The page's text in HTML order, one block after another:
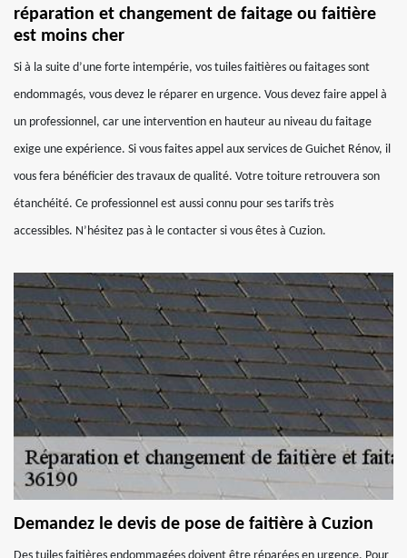
réparation et changement de faitage ou faitière
est moins cher
Si à la suite d’une forte intempérie, vos tuiles faitières ou faitages sont
endommagés, vous devez le réparer en urgence. Vous devez faire appel à
un professionnel, car une intervention en hauteur au niveau du faitage
exige une expérience. Si vous faites appel aux services de Guichet Rénov, il
vous fera bénéficier des travaux de qualité. Votre toiture retrouvera son
étanchéité. Ce professionnel est aussi connu pour ses tarifs très
accessibles. N’hésitez pas à le contacter si vous êtes à Cuzion.
Demandez le devis de pose de faitière à Cuzion